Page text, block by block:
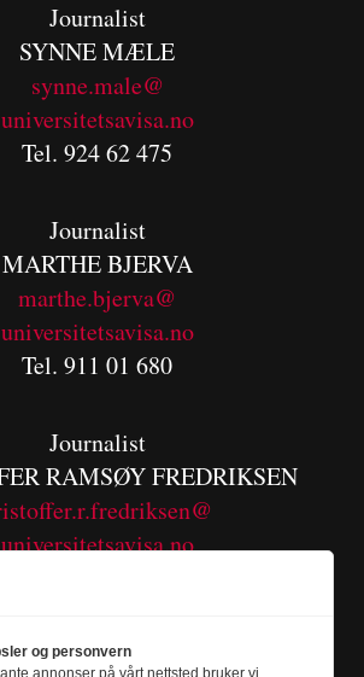
Journalist
SYNNE MÆLE
synne.male@
universitetsavisa.no
Tel. 924 62 475
Journalist
MARTHE BJERVA
marthe.bjerva@
universitetsavisa.no
Tel. 911 01 680
Journalist
RAMSØY FREDRIKSEN
universitetsavisa.no
og personvern
annonser på vårt nettsted bruker vi